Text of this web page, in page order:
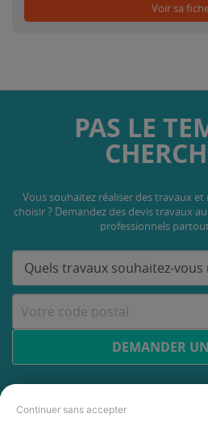
Continuer sans accepter
Voir sa
PAS LE
Vous souhaitez réaliser des travaux et
choisir ? Demandez des devis travaux
professionnels
DEMANDER